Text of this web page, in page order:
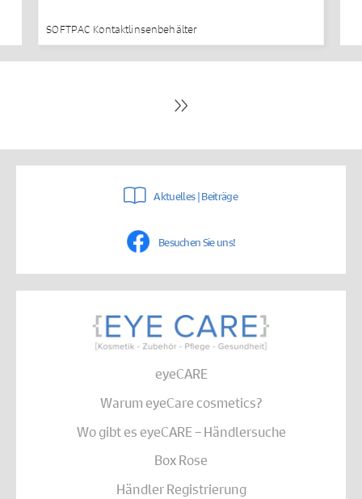
SOFTPAC Kontaktlinsenbehälter
Weitere
Aktuelles | Beiträge
Besuchen Sie uns!
eyeCARE
Warum eyeCare cosmetics?
Wo gibt es eyeCARE – Händlersuche
Box Rose
Händler Registrierung